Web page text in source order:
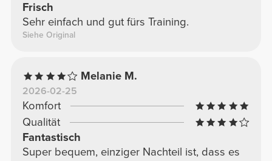
Frisch
Sehr einfach und gut fürs Training.
Siehe Original
Melanie M.
2026-02-25
Komfort
Qualität
Fantastisch
Super bequem, einziger Nachteil ist, dass es